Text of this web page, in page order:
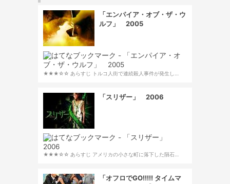
「エンパイア・オブ・ザ・ウ
ルフ」 2005
★★★☆☆ あらすじ トルコ人街で連続殺人事件が発生し…
「スリザー」 2006
★★★☆☆ あらすじ アメリカの小さな町に落下した隕石…
「オフロでGO!!!!! タイムマ